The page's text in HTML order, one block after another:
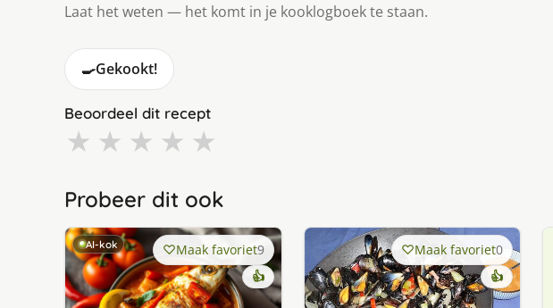
Laat het weten — het komt in je kooklogboek te staan.
🍳Gekookt!
Beoordeel dit recept
★ ★ ★ ★ ★
Probeer dit ook
AI-kok Maak favoriet9
👍
Maak favoriet0
👍